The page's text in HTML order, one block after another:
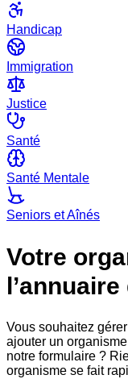
Handicap
Immigration
Justice
Santé
Santé Mentale
Seniors et Aînés
Votre
Vous souhaitez
ajouter un
notre formulaire ?
organisme se fait